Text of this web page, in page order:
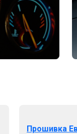
Прошивка